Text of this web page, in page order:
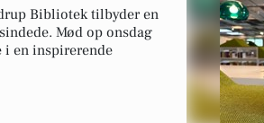
Bibliotek tilbyder en
Mød op onsdag
i en inspirerende